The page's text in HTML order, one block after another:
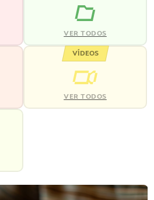
VER TODOS
VÍDEOS
VER TODOS